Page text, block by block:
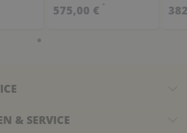
575,00 € *
& SERVICE